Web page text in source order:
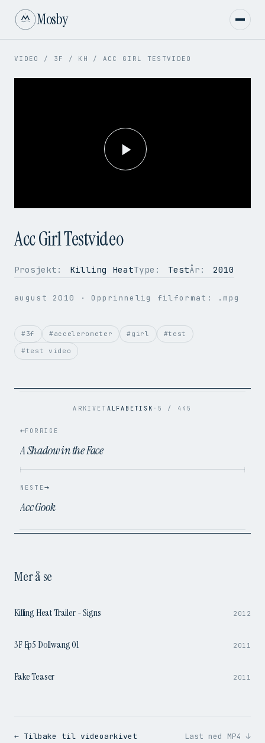
Mosby
VIDEO / 3F / KH / ACC GIRL TESTVIDEO
Play
Video
720 × 396
LYDKODEK AAC
BITRATE 1.5 Mbps
FILSTØRRELSE
Acc Girl Testvideo
Prosjekt: Killing HeatType: TestÅr: 2010
august 2010 · Opprinnelig filformat: .mpg
#3f #accelerometer #girl #test
#test video
ARKIVET ALFABETISK · 5 / 445
←FORRIGE
A Shadow in the Face
NESTE→
Acc Gook
Mer å se
Killing Heat Trailer - Signs 2012
4:14
3F Ep5 Dollwang 01 2011
0:47
Fake Teaser 2011
← Tilbake til videoarkivet Last ned MP4 ↓